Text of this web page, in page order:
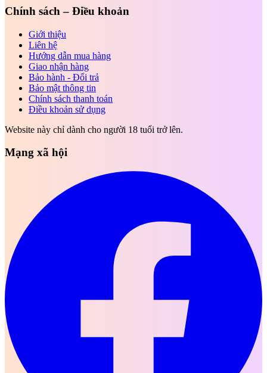
Chính sách – Điều khoản
Giới thiệu
Liên hệ
Hướng dẫn mua hàng
Giao nhận hàng
Bảo hành - Đổi trả
Bảo mật thông tin
Chính sách thanh toán
Điều khoản sử dụng
Website này chỉ dành cho người 18 tuổi trở lên.
Mạng xã hội